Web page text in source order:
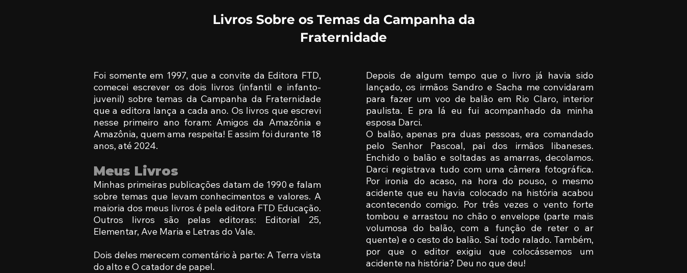
Livros Sobre os Temas da Campanha da
Fraternidade
Foi somente em 1997, que a convite da Editora FTD,
comecei escrever os dois livros (infantil e infanto-
juvenil) sobre temas da Campanha da Fraternidade
que a editora lança a cada ano. Os livros que escrevi
nesse primeiro ano foram: Amigos da Amazônia e
Amazônia, quem ama respeita! E assim foi durante 18
anos, até 2024.
Meus Livros
Minhas primeiras publicações datam de 1990 e falam
sobre temas que levam conhecimentos e valores. A
maioria dos meus livros é pela editora FTD Educação.
Outros livros são pelas editoras: Editorial 25,
Elementar, Ave Maria e Letras do Vale.
Dois deles merecem comentário à parte: A Terra vista
do alto e O catador de papel.
Depois de algum tempo que o livro já havia sido
lançado, os irmãos Sandro e Sacha me convidaram
para fazer um voo de balão em Rio Claro, interior
paulista. E pra lá eu fui acompanhado da minha
esposa Darci.
O balão, apenas pra duas pessoas, era comandado
pelo Senhor Pascoal, pai dos irmãos libaneses.
Enchido o balão e soltadas as amarras, decolamos.
Darci registrava tudo com uma câmera fotográfica.
Por ironia do acaso, na hora do pouso, o mesmo
acidente que eu havia colocado na história acabou
acontecendo comigo. Por três vezes o vento forte
tombou e arrastou no chão o envelope (parte mais
volumosa do balão, com a função de reter o ar
quente) e o cesto do balão. Saí todo ralado. Também,
por que o editor exigiu que colocássemos um
acidente na história? Deu no que deu!